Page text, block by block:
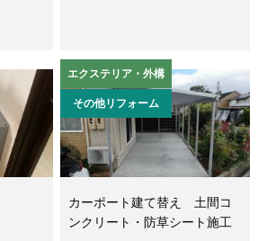
エクステリア・外構
その他リフォーム
カーポート建て替え 土間コ
ンクリート・防草シート施工